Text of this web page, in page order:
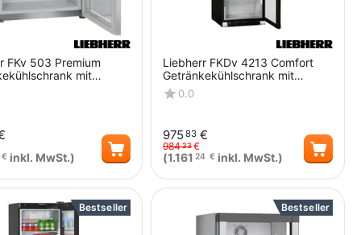
FKv 503 Premium
mit
LED
€ inkl. MwSt.)
Liebherr FKDv 4213 Comfort
Getränkekühlschrank mit
Glastür und LED schwarz
0.0
975 83 €
98423€
(1.161 24 € inkl. MwSt.)
Bestseller Bestseller